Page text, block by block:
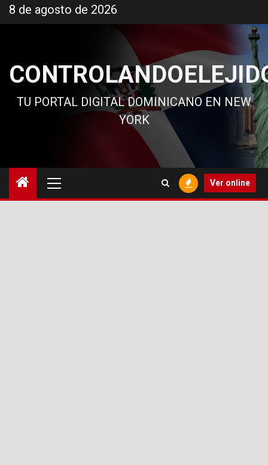
al
8 de agosto de 2026
TU PORTAL DIGITAL DOMINICANO EN NEW
YORK
principal
Ver online